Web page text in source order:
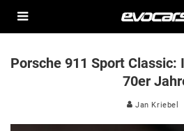
Porsche 911 Sport Classic:
70er
Jan Kriebel